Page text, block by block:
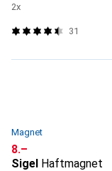
2x
31
Magnet
CHF
8.–
Sigel Haftmagnet